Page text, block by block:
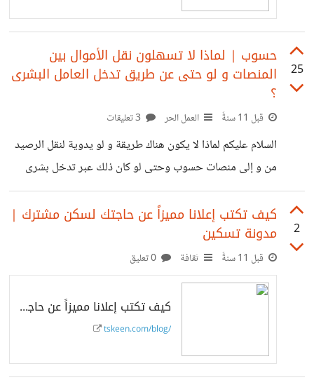
25
حسوب | لماذا لا تسهلون نقل الأموال بين
المنصات و لو حتى عن طريق تدخل العامل البشرى
؟
قبل 11 سنةً العمل الحر
السلام عليكم لماذا لا يكون هناك طريقة و لو يدوية لنقل الرصيد
من و إلى منصات حسوب وحتى لو كان ذلك عبر تدخل بشرى
بحت و تواصل مع فريق الدعم الفنى لا نطالب ب refund برغم
أنه من المفروض أن يكون حق للجميع :) ... ما نطالب به هو
توظيف الأموال فى منصاتكم أيضاً :) و لكن فى منصة غير منصة
... نريد أن نحول أموالنا من مستقل إلى خمسات و العكس و من
أسناد إلى أى منصة أخرى أتمنى
2
كيف تكتب إعلانا مميزاً عن حاجتك لسكن مشترك |
مدونة تسكين
قبل 11 سنةً ثقافة
كيف تكتب إعلانا مميزاً عن حاجتك لشريك فى السكن | مدونة تسكين
tskeen.com/blog/